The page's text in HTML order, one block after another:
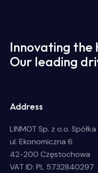
Innovating
Our leading
Address
LINMOT Sp. z o.o.
ul. Ekonomiczna 6
42-200 Częstochowa
VAT ID: PL 5732840297